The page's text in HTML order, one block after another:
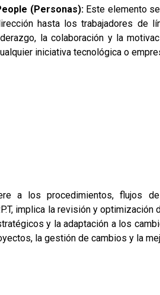
(Personas):Este elemento
hasta los trabajadores de
la colaboración y la
iniciativa tecnológica o
a los procedimientos, flujos
implica la revisión y
y la adaptación a los
la gestión de cambios y la